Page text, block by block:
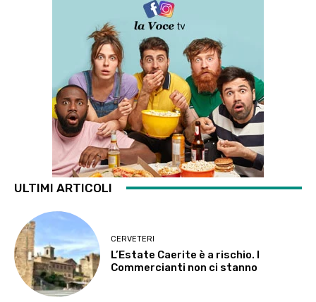
ULTIMI ARTICOLI
CERVETERI
L’Estate Caerite è a rischio. I
Commercianti non ci stanno